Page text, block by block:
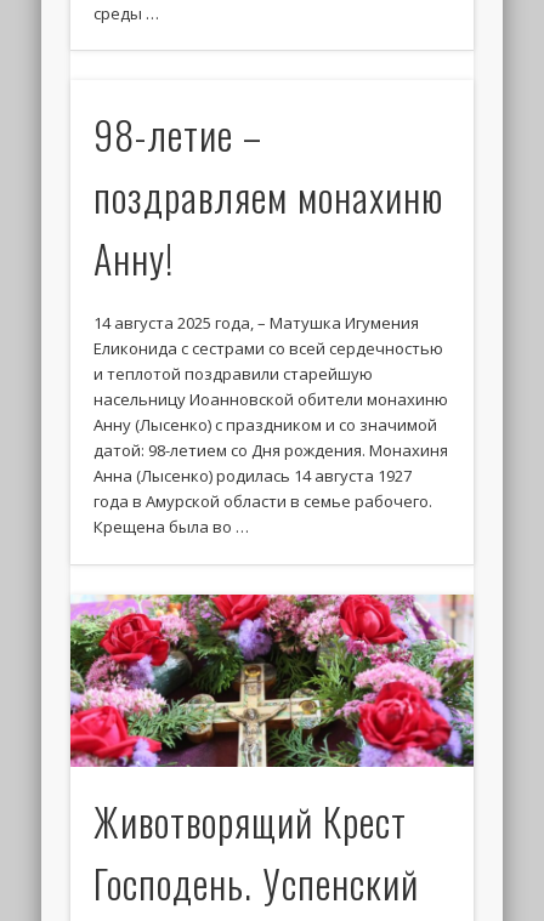
среды …
98-летие –
поздравляем монахиню
Анну!
14 августа 2025 года, – Матушка Игумения
Еликонида с сестрами со всей сердечностью
и теплотой поздравили старейшую
насельницу Иоанновской обители монахиню
Анну (Лысенко) с праздником и со значимой
датой: 98-летием со Дня рождения. Монахиня
Анна (Лысенко) родилась 14 августа 1927
года в Амурской области в семье рабочего.
Крещена была во …
Животворящий Крест
Господень. Успенский